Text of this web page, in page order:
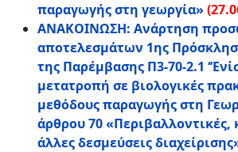
παραγωγής στη γεωργία»
ΑΝΑΚΟΙΝΩΣΗ: Ανάρτηση
αποτελεσμάτων 1ης
της Παρέμβασης Π3-70-2.1
μετατροπή σε βιολογικές
μεθόδους παραγωγής στη
άρθρου 70 «Περιβαλλοντικές,
άλλες δεσμεύσεις